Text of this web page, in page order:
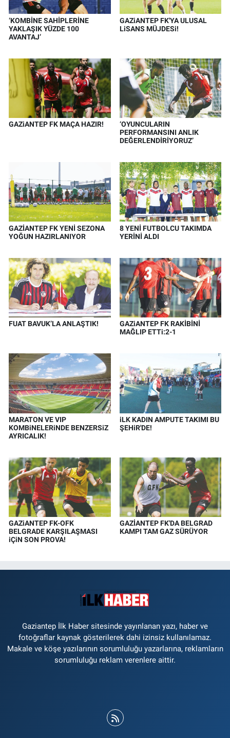
‘KOMBİNE SAHİPLERİNE
YAKLAŞIK YÜZDE 100
AVANTAJ’
GAZiANTEP FK'YA ULUSAL
LiSANS MÜJDESi!
GAZiANTEP FK MAÇA HAZIR!
‘OYUNCULARIN
PERFORMANSINI ANLIK
DEĞERLENDİRİYORUZ’
GAZİANTEP FK YENİ SEZONA
YOĞUN HAZIRLANIYOR
8 YENİ FUTBOLCU TAKIMDA
YERİNİ ALDI
FUAT BAVUK’LA ANLAŞTIK!
GAZiANTEP FK RAKİBİNİ
MAĞLIP ETTi:2-1
MARATON VE VIP
KOMBiNELERiNDE BENZERSiZ
AYRICALIK!
iLK KADIN AMPUTE TAKIMI BU
ŞEHiR'DE!
GAZiANTEP FK-OFK
BELGRADE KARŞILAŞMASI
iÇiN SON PROVA!
GAZİANTEP FK'DA BELGRAD
KAMPI TAM GAZ SÜRÜYOR
Gaziantep İlk Haber sitesinde yayınlanan yazı, haber ve
fotoğraflar kaynak gösterilerek dahi izinsiz kullanılamaz.
Makale ve köşe yazılarının sorumluluğu yazarlarına, reklamların
sorumluluğu reklam verenlere aittir.